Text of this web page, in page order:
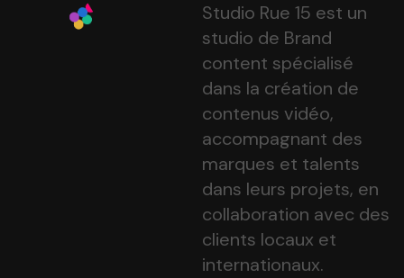
Studio Rue 15 est un
studio de Brand
content spécialisé
dans la création de
contenus vidéo,
accompagnant des
marques et talents
dans leurs projets, en
collaboration avec des
clients locaux et
internationaux.